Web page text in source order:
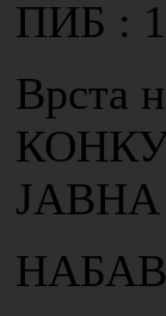
ПИБ :
Врста
ЈАВНА